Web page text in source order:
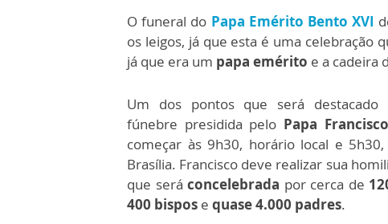
O funeral do Papa Emérito Bento XVI
os leigos, já que esta é uma celebração
já que era um papa emérito e a cadeira
Um dos pontos que será
fúnebre presidida pelo Papa Francisco
começar às 9h30, horário local e
Brasília. Francisco deve realizar sua
que seráconcelebrada por cerca de
400 bispos e quase 4.000 padres.